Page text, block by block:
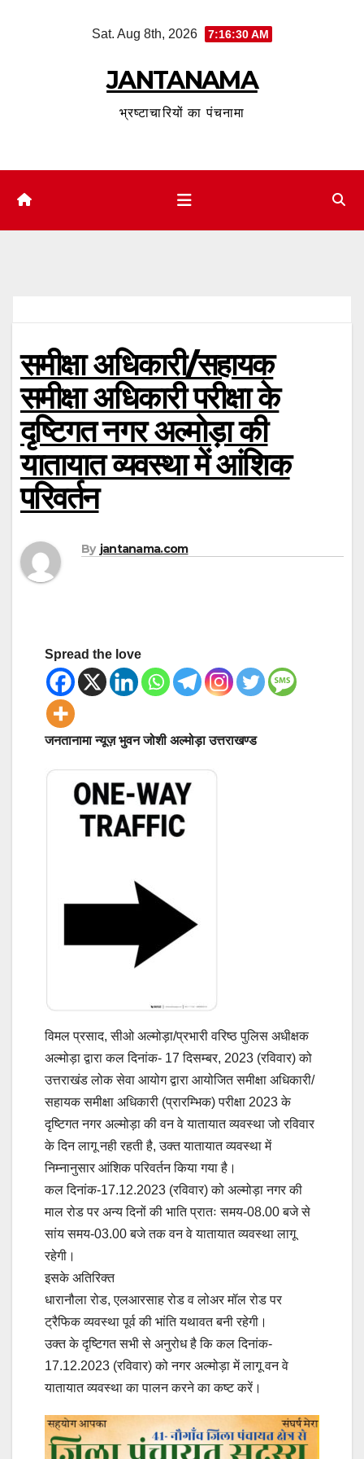
Sat. Aug 8th, 2026 7:16:30 AM
JANTANAMA
भ्रष्टाचारियों का पंचनामा
समीक्षा अधिकारी/सहायक
समीक्षा अधिकारी परीक्षा के
दृष्टिगत नगर अल्मोड़ा की
यातायात व्यवस्था में आंशिक
परिवर्तन
By jantanama.com
Spread the love
जनतानामा न्यूज़ भुवन जोशी अल्मोड़ा उत्तराखण्ड
विमल प्रसाद, सीओ अल्मोड़ा/प्रभारी वरिष्ठ पुलिस अधीक्षक
अल्मोड़ा द्वारा कल दिनांक- 17 दिसम्बर, 2023 (रविवार) को
उत्तराखंड लोक सेवा आयोग द्वारा आयोजित समीक्षा अधिकारी/
सहायक समीक्षा अधिकारी (प्रारम्भिक) परीक्षा 2023 के
दृष्टिगत नगर अल्मोड़ा की वन वे यातायात व्यवस्था जो रविवार
के दिन लागू नही रहती है, उक्त यातायात व्यवस्था में
निम्नानुसार आंशिक परिवर्तन किया गया है।
कल दिनांक-17.12.2023 (रविवार) को अल्मोड़ा नगर की
माल रोड पर अन्य दिनों की भाति प्रातः समय-08.00 बजे से
सांय समय-03.00 बजे तक वन वे यातायात व्यवस्था लागू
रहेगी।
इसके अतिरिक्त
धारानौला रोड, एलआरसाह रोड व लोअर मॉल रोड पर
ट्रैफिक व्यवस्था पूर्व की भांति यथावत बनी रहेगी।
उक्त के दृष्टिगत सभी से अनुरोध है कि कल दिनांक-
17.12.2023 (रविवार) को नगर अल्मोड़ा में लागू वन वे
यातायात व्यवस्था का पालन करने का कष्ट करें।